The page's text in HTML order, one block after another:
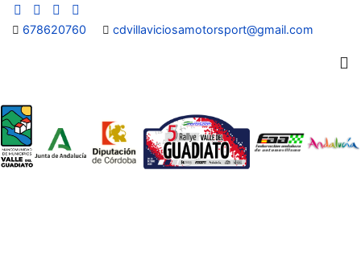
678620760 cdvillaviciosamotorsport@gmail.com